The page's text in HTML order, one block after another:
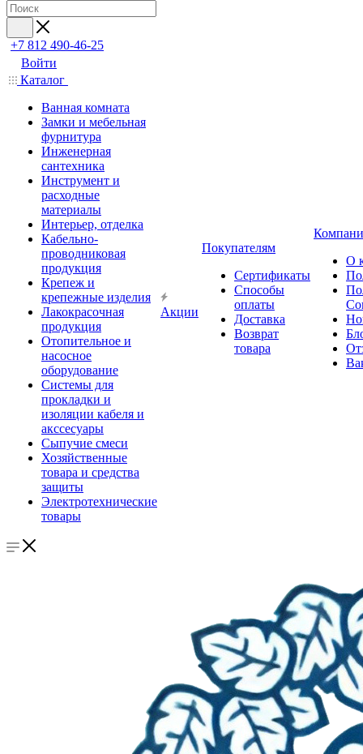
+7 812 490-46-25
Войти
Каталог
Ванная комната
Замки и мебельная
фурнитура
Инженерная
сантехника
Инструмент и
расходные
материалы
Интерьер, отделка
Кабельно-
проводниковая
продукция
Крепеж и
крепежные изделия
Лакокрасочная
продукция
Отопительное и
насосное
оборудование
Системы для
прокладки и
изоляции кабеля и
акссесуары
Сыпучие смеси
Хозяйственные
товара и средства
защиты
Электротехнические
товары
Акции
Покупателям
Сертификаты
Способы
оплаты
Доставка
Возврат
товара
О